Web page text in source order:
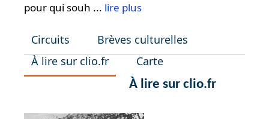
pour qui souh ... lire plus
Circuits
Brèves culturelles
À lire sur clio.fr
Carte
À lire sur clio.fr